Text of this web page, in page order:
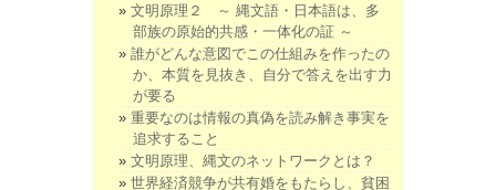
文明原理２ ～ 縄文語・日本語は、多
部族の原始的共感・一体化の証 ～
誰がどんな意図でこの仕組みを作ったの
か、本質を見抜き、自分で答えを出す力
が要る
重要なのは情報の真偽を読み解き事実を
追求すること
文明原理、縄文のネットワークとは？
世界経済競争が共有婚をもたらし、貧困